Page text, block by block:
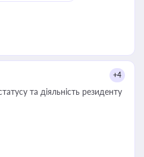
+4
та діяльність резиденту